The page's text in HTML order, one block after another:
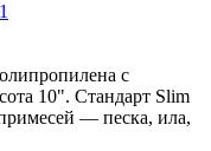
с
10". Стандарт Slim
— песка, ила,